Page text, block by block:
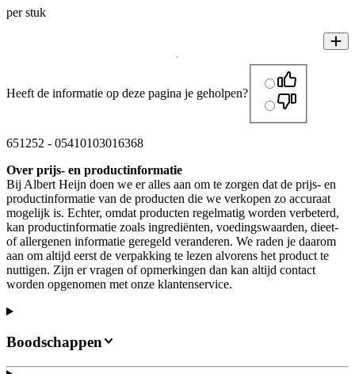
per stuk
Heeft de informatie op deze pagina je geholpen?
651252 - 05410103016368
Over prijs- en productinformatie
Bij Albert Heijn doen we er alles aan om te zorgen dat de prijs- en
productinformatie van de producten die we verkopen zo accuraat
mogelijk is. Echter, omdat producten regelmatig worden verbeterd,
kan productinformatie zoals ingrediënten, voedingswaarden, dieet-
of allergenen informatie geregeld veranderen. We raden je daarom
aan om altijd eerst de verpakking te lezen alvorens het product te
nuttigen. Zijn er vragen of opmerkingen dan kan altijd contact
worden opgenomen met onze klantenservice.
Boodschappen